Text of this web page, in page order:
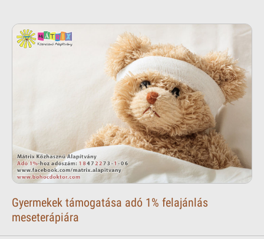
Gyermekek támogatása adó 1% felajánlás
meseterápiára